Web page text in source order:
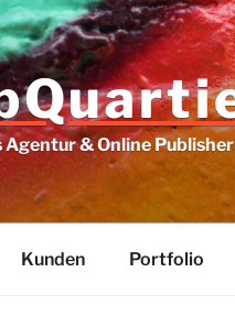
Agentur & Online Publisher
Kunden Portfolio